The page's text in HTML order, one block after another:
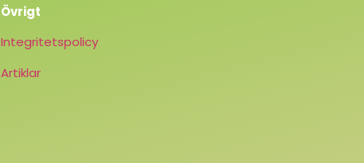
Övrigt
Integritetspolicy
Artiklar